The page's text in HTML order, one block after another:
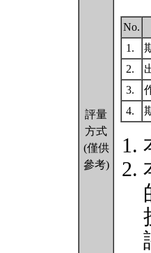
評量
方式
(僅供
參考)
No.
1.
2.
3.
4.